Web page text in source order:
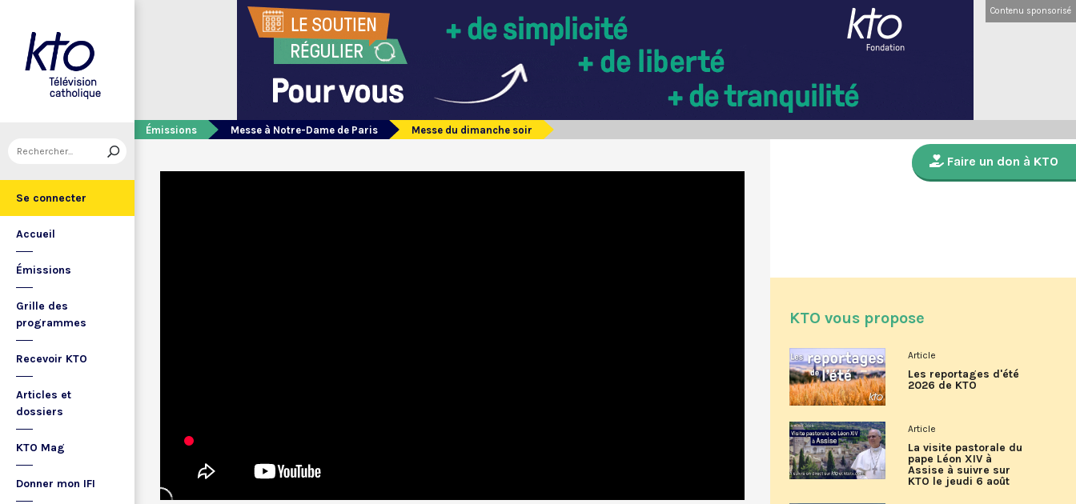
Se connecter
Accueil
Émissions
Grille des
programmes
Recevoir KTO
Articles et
dossiers
KTO Mag
Donner mon IFI
Contenu sponsorisé
Émissions Messe à Notre-Dame de Paris Messe du dimanche soir
Faire un don à KTO
KTO vous propose
Article
Les reportages d'été
2026 de KTO
Article
La visite pastorale du
pape Léon XIV à
Assise à suivre sur
KTO le jeudi 6 août